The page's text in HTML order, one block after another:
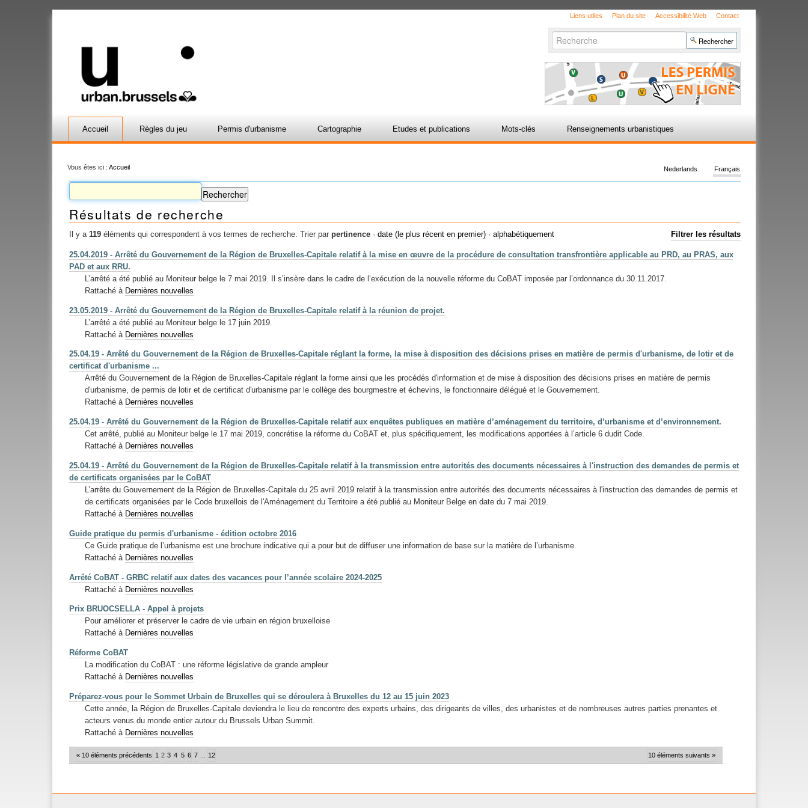
Liens utiles Plan du site Accessibilité Web Contact
Chercher par
avancée…
Accueil Règles du jeu Permis d'urbanisme Cartographie Etudes et publications Mots-clés Renseignements urbanistiques
Vous êtes ici : Accueil Français
Nederlands
Résultats de recherche
Il y a 119 éléments qui correspondent à vos termes de recherche. Filtrer les résultats
Trier par pertinence · date (le plus récent en premier) · alphabétiquement
25.04.2019 - Arrêté du Gouvernement de la Région de Bruxelles-Capitale relatif à la mise en œuvre de la procédure de consultation transfrontière applicable au PRD, au PRAS, aux
PAD et aux RRU.
L’arrêté a été publié au Moniteur belge le 7 mai 2019. Il s’insère dans le cadre de l’exécution de la nouvelle réforme du CoBAT imposée par l’ordonnance du 30.11.2017.
Rattaché à Dernières nouvelles
23.05.2019 - Arrêté du Gouvernement de la Région de Bruxelles-Capitale relatif à la réunion de projet.
L’arrêté a été publié au Moniteur belge le 17 juin 2019.
Rattaché à Dernières nouvelles
25.04.19 - Arrêté du Gouvernement de la Région de Bruxelles-Capitale réglant la forme, la mise à disposition des décisions prises en matière de permis d'urbanisme, de lotir et de
certificat d'urbanisme ...
Arrêté du Gouvernement de la Région de Bruxelles-Capitale réglant la forme ainsi que les procédés d'information et de mise à disposition des décisions prises en matière de permis
d'urbanisme, de permis de lotir et de certificat d'urbanisme par le collège des bourgmestre et échevins, le fonctionnaire délégué et le Gouvernement.
Rattaché à Dernières nouvelles
25.04.19 - Arrêté du Gouvernement de la Région de Bruxelles-Capitale relatif aux enquêtes publiques en matière d’aménagement du territoire, d’urbanisme et d’environnement.
Cet arrêté, publié au Moniteur belge le 17 mai 2019, concrétise la réforme du CoBAT et, plus spécifiquement, les modifications apportées à l’article 6 dudit Code.
Rattaché à Dernières nouvelles
25.04.19 - Arrêté du Gouvernement de la Région de Bruxelles-Capitale relatif à la transmission entre autorités des documents nécessaires à l'instruction des demandes de permis et
de certificats organisées par le CoBAT
L’arrête du Gouvernement de la Région de Bruxelles-Capitale du 25 avril 2019 relatif à la transmission entre autorités des documents nécessaires à l'instruction des demandes de permis et
de certificats organisées par le Code bruxellois de l'Aménagement du Territoire a été publié au Moniteur Belge en date du 7 mai 2019.
Rattaché à Dernières nouvelles
Guide pratique du permis d'urbanisme - édition octobre 2016
Ce Guide pratique de l’urbanisme est une brochure indicative qui a pour but de diffuser une information de base sur la matière de l’urbanisme.
Rattaché à Dernières nouvelles
Arrêté CoBAT - GRBC relatif aux dates des vacances pour l’année scolaire 2024-2025
Rattaché à Dernières nouvelles
Prix BRUOCSELLA - Appel à projets
Pour améliorer et préserver le cadre de vie urbain en région bruxelloise
Rattaché à Dernières nouvelles
Réforme CoBAT
La modification du CoBAT : une réforme législative de grande ampleur
Rattaché à Dernières nouvelles
Préparez-vous pour le Sommet Urbain de Bruxelles qui se déroulera à Bruxelles du 12 au 15 juin 2023
Cette année, la Région de Bruxelles-Capitale deviendra le lieu de rencontre des experts urbains, des dirigeants de villes, des urbanistes et de nombreuses autres parties prenantes et
acteurs venus du monde entier autour du Brussels Urban Summit.
Rattaché à Dernières nouvelles
« 10 éléments précédents 10 éléments suivants »
1 2 3 4 5 6 7 12